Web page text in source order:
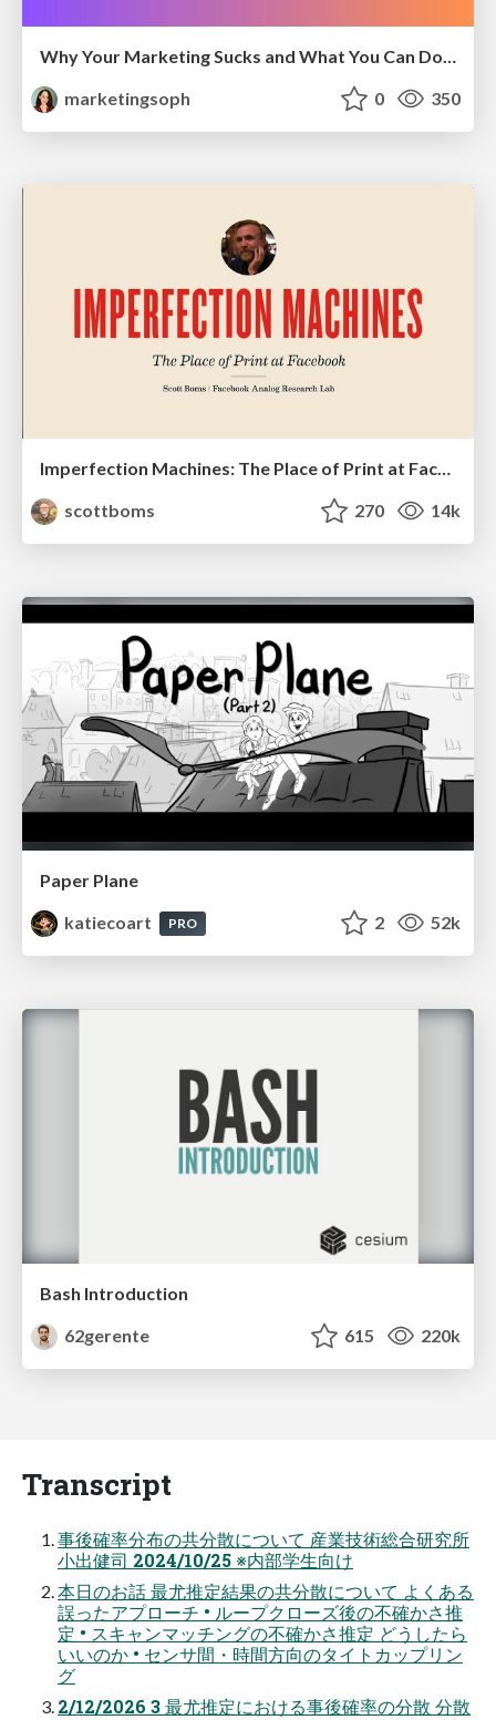
marketingsoph
0 350
Imperfection Machines: The Place of Print at Facebook
scottboms
270 14k
Paper Plane
katiecoart
PRO 2 52k
Bash Introduction
62gerente
615 220k
Transcript
事後確率分布の共分散について 産業技術総合研究所
小出健司 2024/10/25 ※内部学生向け
本日のお話 最尤推定結果の共分散について よくある
誤ったアプローチ • ループクローズ後の不確かさ推
定 • スキャンマッチングの不確かさ推定 どうしたら
いいのか • センサ間・時間方向のタイトカップリン
グ
2/12/2026 3 最尤推定における事後確率の分散 分散